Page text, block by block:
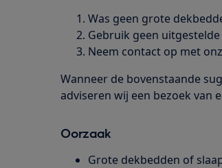
Was geen grote
Gebruik geen
Neem contact op met
Wanneer de bovenstaande
adviseren wij een bezoek van
Oorzaak
Grote dekbedden of